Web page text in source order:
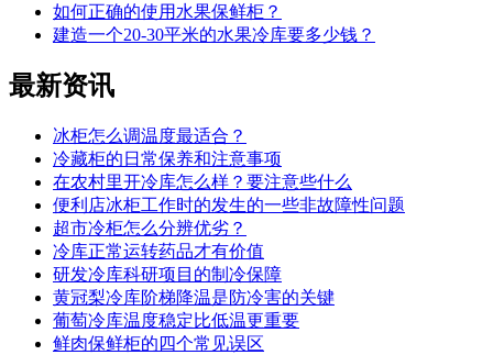
如何正确的使用水果保鲜柜？
建造一个20-30平米的水果冷库要多少钱？
最新资讯
冰柜怎么调温度最适合？
冷藏柜的日常保养和注意事项
在农村里开冷库怎么样？要注意些什么
便利店冰柜工作时的发生的一些非故障性问题
超市冷柜怎么分辨优劣？
冷库正常运转药品才有价值
研发冷库科研项目的制冷保障
黄冠梨冷库阶梯降温是防冷害的关键
葡萄冷库温度稳定比低温更重要
鲜肉保鲜柜的四个常见误区